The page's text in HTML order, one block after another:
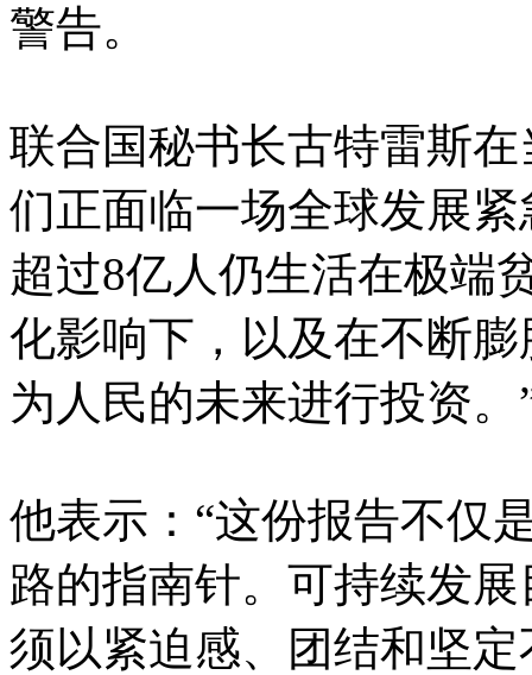
警告。
联合国秘书长古特雷斯
们正面临一场全球发展
超过8亿人仍生活在极端
化影响下，以及在不断
为人民的未来进行投资。
他表示：“这份报告不仅
路的指南针。可持续发
须以紧迫感、团结和坚